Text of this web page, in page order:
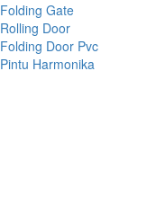
Folding Gate
Rolling Door
Folding Door Pvc
Pintu Harmonika